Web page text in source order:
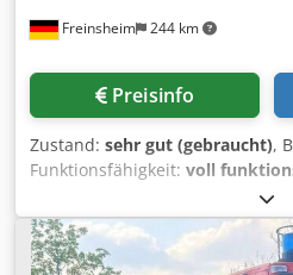
Freinsheim 244 km
Preisinfo
Zustand: sehr gut (gebraucht),
Funktionsfähigkeit: voll
und Verschliesskombinat
Anlage mit jährlicher
- Leistungsbereich bis 8.000 Fl./
Überkopfrinser -